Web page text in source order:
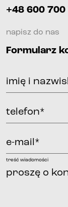
+48 600
napisz do nas
Formularz
imię i
telefon*
e-mail*
treść wiadomości